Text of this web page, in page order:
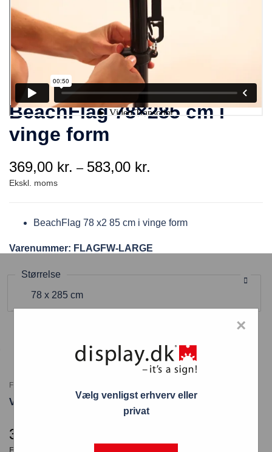
BeachFlag 78×285 cm i
vinge form
369,00 kr. – 583,00 kr.
BeachFlag 78 x2 85 cm i vinge form
Varenummer: FLAGFW-LARGE
Størrelse
78 x 285 cm
Frame + Graphic
Varenummer: FLAGFW-LARGE
369,00
Vælg venligst erhverv eller
privat
×